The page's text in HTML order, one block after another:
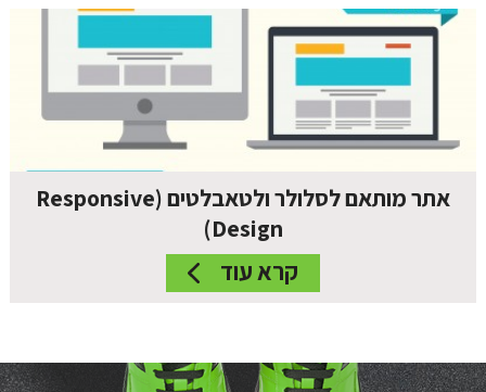
אתר מותאם לסלולר ולטאבלטים (Responsive
Design)
קרא עוד